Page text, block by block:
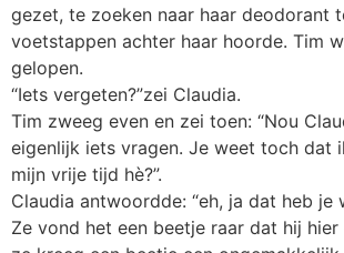
gezet, te zoeken naar haar deodorant
voetstappen achter haar hoorde. Tim
gelopen.
“Iets vergeten?”zei Claudia.
Tim zweeg even en zei toen: “Nou
eigenlijk iets vragen. Je weet toch dat
mijn vrije tijd hè?”.
Claudia antwoordde: “eh, ja dat heb je
Ze vond het een beetje raar dat hij